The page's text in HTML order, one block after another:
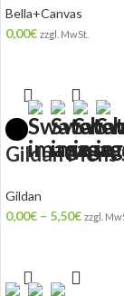
Bella+Canvas
0,00€ zzgl. MwSt.
Gildan
Gildan
0,00€ – 5,50€ zzgl.